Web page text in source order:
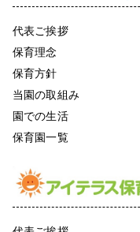
代表ご挨拶
保育理念
保育方針
当園の取組み
園での生活
保育園一覧